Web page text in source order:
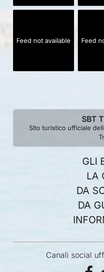
Feed not available Feed
SBT
Sito turistico ufficiale
GLI
LA
DA
DA
Canali social